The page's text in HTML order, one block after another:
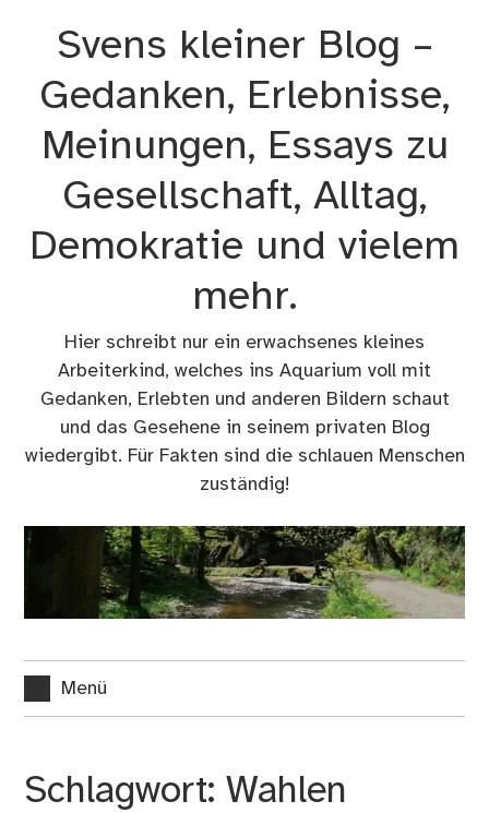
Svens kleiner Blog –
Gedanken, Erlebnisse,
Meinungen, Essays zu
Gesellschaft, Alltag,
Demokratie und vielem
mehr.
Hier schreibt nur ein erwachsenes kleines
Arbeiterkind, welches ins Aquarium voll mit
Gedanken, Erlebten und anderen Bildern schaut
und das Gesehene in seinem privaten Blog
wiedergibt. Für Fakten sind die schlauen Menschen
zuständig!
Menü
Schlagwort:Wahlen